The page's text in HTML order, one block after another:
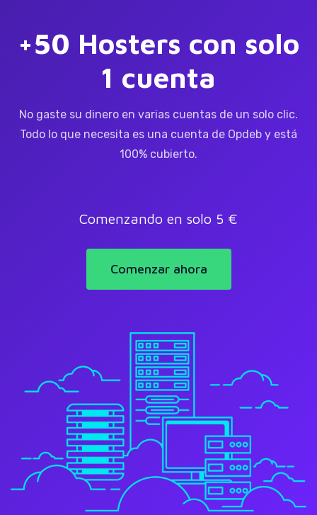
+50 Hosters con solo
1 cuenta
No gaste su dinero en varias cuentas de un solo clic.
Todo lo que necesita es una cuenta de Opdeb y está
100% cubierto.
Comenzando en solo 5 €
Comenzar ahora